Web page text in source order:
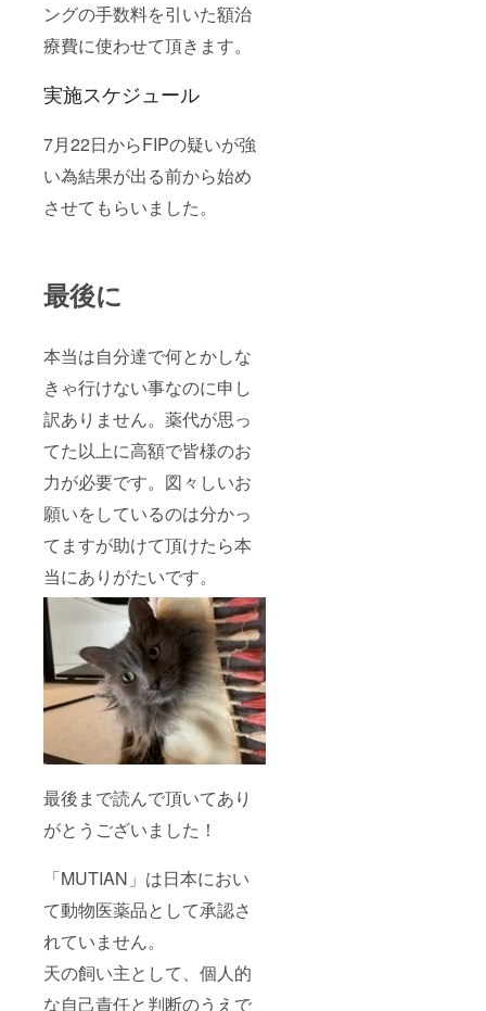
ングの手数料を引いた額治
療費に使わせて頂きます。
実施スケジュール
7月22日からFIPの疑いが強
い為結果が出る前から始め
させてもらいました。
最後に
本当は自分達で何とかしな
きゃ行けない事なのに申し
訳ありません。薬代が思っ
てた以上に高額で皆様のお
力が必要です。図々しいお
願いをしているのは分かっ
てますが助けて頂けたら本
当にありがたいです。
最後まで読んで頂いてあり
がとうございました！
「MUTIAN」は日本におい
て動物医薬品として承認さ
れていません。
天の飼い主として、個人的
な自己責任と判断のうえで